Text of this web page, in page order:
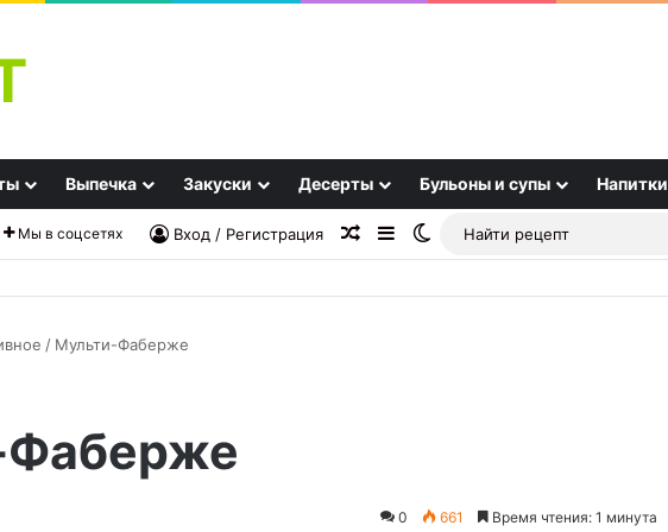
Выпечка Закуски Десерты Бульоны и супы Напитки
Мы в соцсетях Вход / Регистрация Случайная статья
SidebarSwitch skin
/ Мульти-Фаберже
0 661 Время чтения: 1 минута
кухонных
хитрости,
день 06.11.2025